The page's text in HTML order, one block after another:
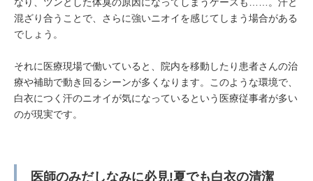
混ざり合うことで、さらに強いニオイを感じてしまう場合がある
でしょう。
それに医療現場で働いていると、院内を移動したり患者さんの治
療や補助で動き回るシーンが多くなります。このような環境で、
白衣につく汗のニオイが気になっているという医療従事者が多い
のが現実です。
医師のみだしなみに必見!夏でも白衣の清潔